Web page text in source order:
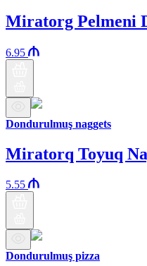
Miratorg Pelmeni
6.95
Dondurulmuş naggets
Miratorq Toyuq
5.55
Dondurulmuş pizza